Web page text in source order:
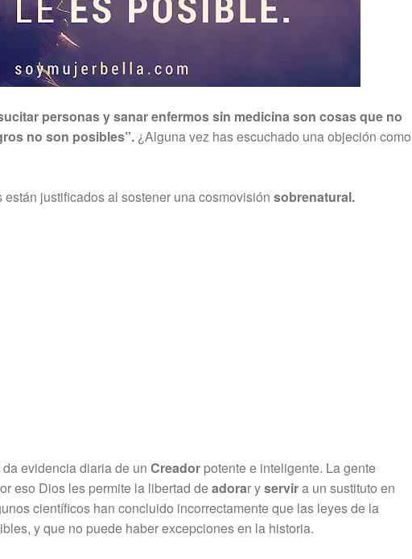
personas y sanar enfermos sin medicina son cosas que no
no son posibles”. ¿Alguna vez has escuchado una objeción como
justificados al sostener una cosmovisión sobrenatural.
evidencia diaria de un Creador potente e inteligente. La gente
eso Dios les permite la libertad deadorar yservira un sustituto en
científicos han concluido incorrectamente que las leyes de la
y que no puede haber excepciones en la historia.